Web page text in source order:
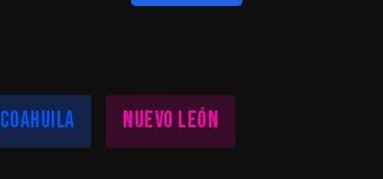
Coahuila
Nuevo León